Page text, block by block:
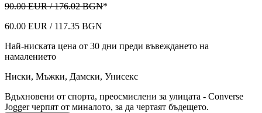
90.00 EUR / 176.02 BGN*
60.00 EUR / 117.35 BGN
Най-ниската цена от 30 дни преди въвеждането на
намалението
Ниски, Мъжки, Дамски, Унисекс
Вдъхновени от спорта, преосмислени за улицата - Converse
Jogger черпят от миналото, за да чертаят бъдещето.